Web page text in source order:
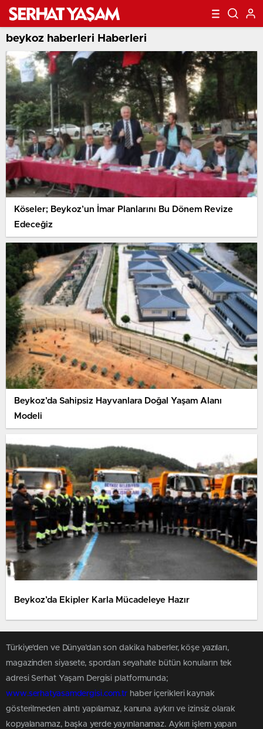
beykoz haberleri Haberleri
Köseler; Beykoz’un İmar Planlarını Bu Dönem Revize
Edeceğiz
Beykoz’da Sahipsiz Hayvanlara Doğal Yaşam Alanı
Modeli
Beykoz’da Ekipler Karla Mücadeleye Hazır
Türkiye'den ve Dünya’dan son dakika haberler, köşe yazıları,
magazinden siyasete, spordan seyahate bütün konuların tek
adresi Serhat Yaşam Dergisi platformunda;
www.serhatyasamdergisi.com.tr haber içerikleri kaynak
gösterilmeden alıntı yapılamaz, kanuna aykırı ve izinsiz olarak
kopyalanamaz, başka yerde yayınlanamaz. Aykırı işlem yapan